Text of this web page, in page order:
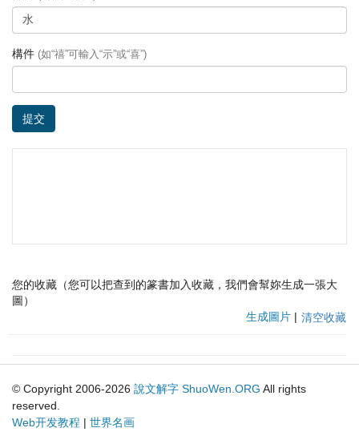
構件 (如“禧”可輸入“示”或“喜”)
提交
您的收藏（您可以把查到的篆書加入收藏，我們會幫妳生成一張大
圖）
生成圖片 | 清空收藏
© Copyright 2006-2026 說文解字 ShuoWen.ORG All rights
reserved.
Web开发教程 | 世界名画